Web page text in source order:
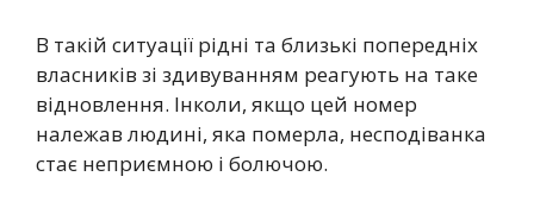
В такій ситуації рідні та близькі попередніх
власників зі здивуванням реагують на таке
відновлення. Інколи, якщо цей номер
належав людині, яка померла, несподіванка
стає неприємною і болючою.